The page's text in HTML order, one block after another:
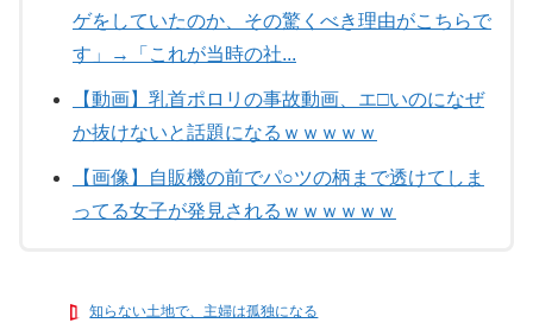
ゲをしていたのか、その驚くべき理由がこちらで
す」→「これが当時の社...
【動画】乳首ポロリの事故動画、エ□いのになぜ
か抜けないと話題になるｗｗｗｗｗ
【画像】自販機の前でパ○ツの柄まで透けてしま
ってる女子が発見されるｗｗｗｗｗｗ
知らない土地で、主婦は孤独になる